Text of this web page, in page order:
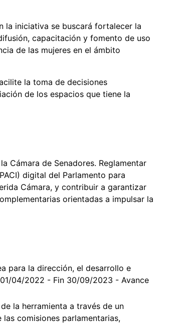
la iniciativa se buscará fortalecer la
capacitación y fomento de uso
de las mujeres en el ámbito
la toma de decisiones
de los espacios que tiene la
Cámara de Senadores. Reglamentar
digital del Parlamento para
Cámara, y contribuir a garantizar
orientadas a impulsar la
para la dirección, el desarrollo e
04/2022 - Fin 30/09/2023 - Avance
la herramienta a través de un
comisiones parlamentarias,